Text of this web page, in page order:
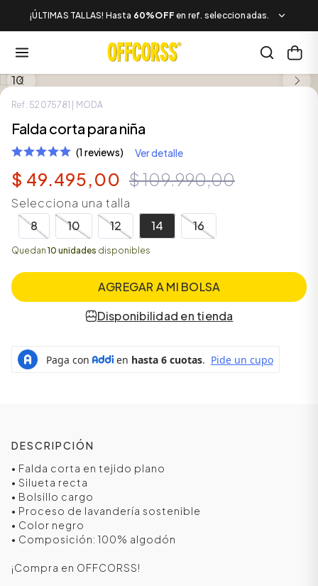
¡ÚLTIMAS TALLAS! Hasta 60%OFF en ref. seleccionadas.
Ref. 52075781 | MODA
Falda corta para niña
(1 reviews) Ver detalle
$ 49.495,00 $109.990,00
Selecciona una talla
8
10 12 14 16
Quedan 10 unidades disponibles
AGREGAR A MI BOLSA
Disponibilidad en tienda
DESCRIPCIÓN
• Falda corta en tejido plano
• Silueta recta
• Bolsillo cargo
• Proceso de lavandería sostenible
• Color negro
• Composición: 100% algodón
¡Compra en OFFCORSS!